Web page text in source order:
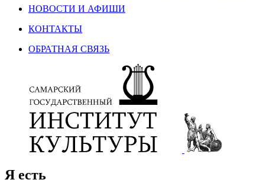
НОВОСТИ И АФИШИ
КОНТАКТЫ
ОБРАТНАЯ СВЯЗЬ
Я есть